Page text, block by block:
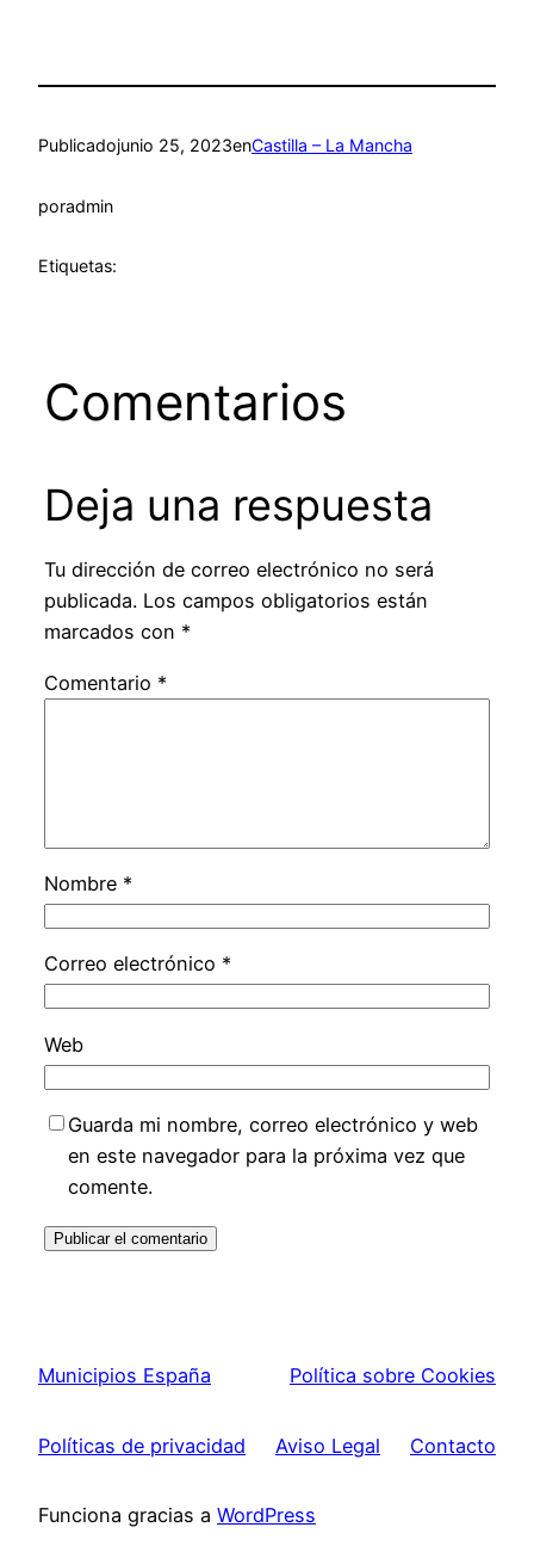
Publicadojunio 25, 2023enCastilla – La Mancha
poradmin
Etiquetas:
Comentarios
Deja una respuesta
Tu dirección de correo electrónico no será
publicada. Los campos obligatorios están
marcados con *
Comentario *
Nombre *
Correo electrónico *
Web
Guarda mi nombre, correo electrónico y web
en este navegador para la próxima vez que
comente.
Municipios España Política sobre Cookies
Políticas de privacidad Aviso Legal Contacto
Funciona gracias a WordPress